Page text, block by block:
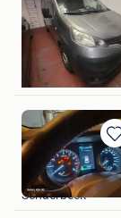
in
Mijn
GARAGE DE
Woluwe-Saint-
in
Mijn
KOUADIO FIENI
Schaerbeek